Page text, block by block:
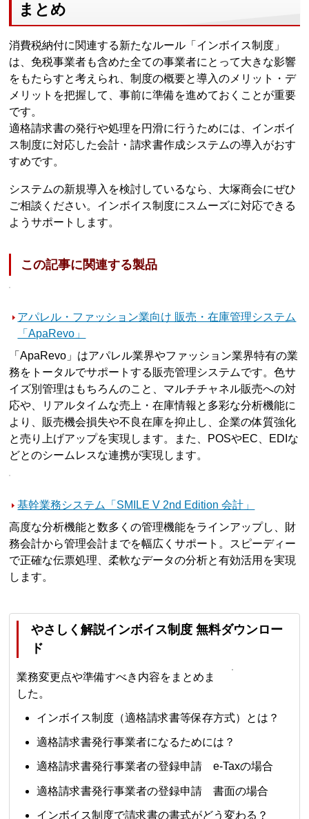
まとめ
消費税納付に関連する新たなルール「インボイス制度」
は、免税事業者も含めた全ての事業者にとって大きな影響
をもたらすと考えられ、制度の概要と導入のメリット・デ
メリットを把握して、事前に準備を進めておくことが重要
です。
適格請求書の発行や処理を円滑に行うためには、インボイ
ス制度に対応した会計・請求書作成システムの導入がおす
すめです。
システムの新規導入を検討しているなら、大塚商会にぜひ
ご相談ください。インボイス制度にスムーズに対応できる
ようサポートします。
この記事に関連する製品
アパレル・ファッション業向け 販売・在庫管理システム
「ApaRevo」
「ApaRevo」はアパレル業界やファッション業界特有の業
務をトータルでサポートする販売管理システムです。色サ
イズ別管理はもちろんのこと、マルチチャネル販売への対
応や、リアルタイムな売上・在庫情報と多彩な分析機能に
より、販売機会損失や不良在庫を抑止し、企業の体質強化
と売り上げアップを実現します。また、POSやEC、EDIな
どとのシームレスな連携が実現します。
基幹業務システム「SMILE V 2nd Edition 会計」
高度な分析機能と数多くの管理機能をラインアップし、財
務会計から管理会計までを幅広くサポート。スピーディー
で正確な伝票処理、柔軟なデータの分析と有効活用を実現
します。
やさしく解説インボイス制度 無料ダウンロー
ド
業務変更点や準備すべき内容をまとめま
した。
インボイス制度（適格請求書等保存方式）とは？
適格請求書発行事業者になるためには？
適格請求書発行事業者の登録申請 e-Taxの場合
適格請求書発行事業者の登録申請 書面の場合
インボイス制度で請求書の書式がどう変わる？